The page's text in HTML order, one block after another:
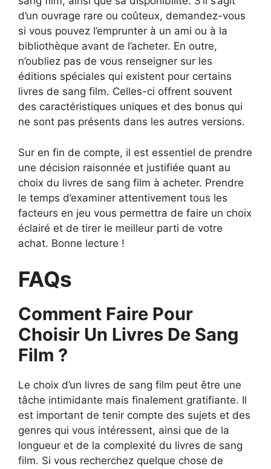
d’un ouvrage rare ou coûteux, demandez-vous
si vous pouvez l’emprunter à un ami ou à la
bibliothèque avant de l’acheter. En outre,
n’oubliez pas de vous renseigner sur les
éditions spéciales qui existent pour certains
livres de sang film. Celles-ci offrent souvent
des caractéristiques uniques et des bonus qui
ne sont pas présents dans les autres versions.
Sur en fin de compte, il est essentiel de prendre
une décision raisonnée et justifiée quant au
choix du livres de sang film à acheter. Prendre
le temps d’examiner attentivement tous les
facteurs en jeu vous permettra de faire un choix
éclairé et de tirer le meilleur parti de votre
achat. Bonne lecture !
FAQs
Comment Faire Pour
Choisir Un Livres De Sang
Film ?
Le choix d’un livres de sang film peut être une
tâche intimidante mais finalement gratifiante. Il
est important de tenir compte des sujets et des
genres qui vous intéressent, ainsi que de la
longueur et de la complexité du livres de sang
film. Si vous recherchez quelque chose de